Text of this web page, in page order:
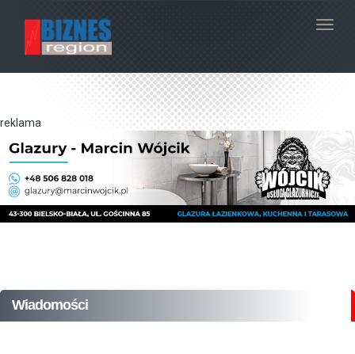
reklama
Wiadomości